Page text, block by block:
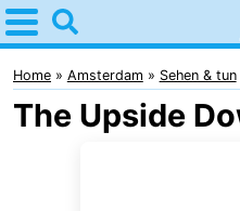
Home
Amsterdam
Interessante
Home Amsterdam Sehen & tun
The Upside